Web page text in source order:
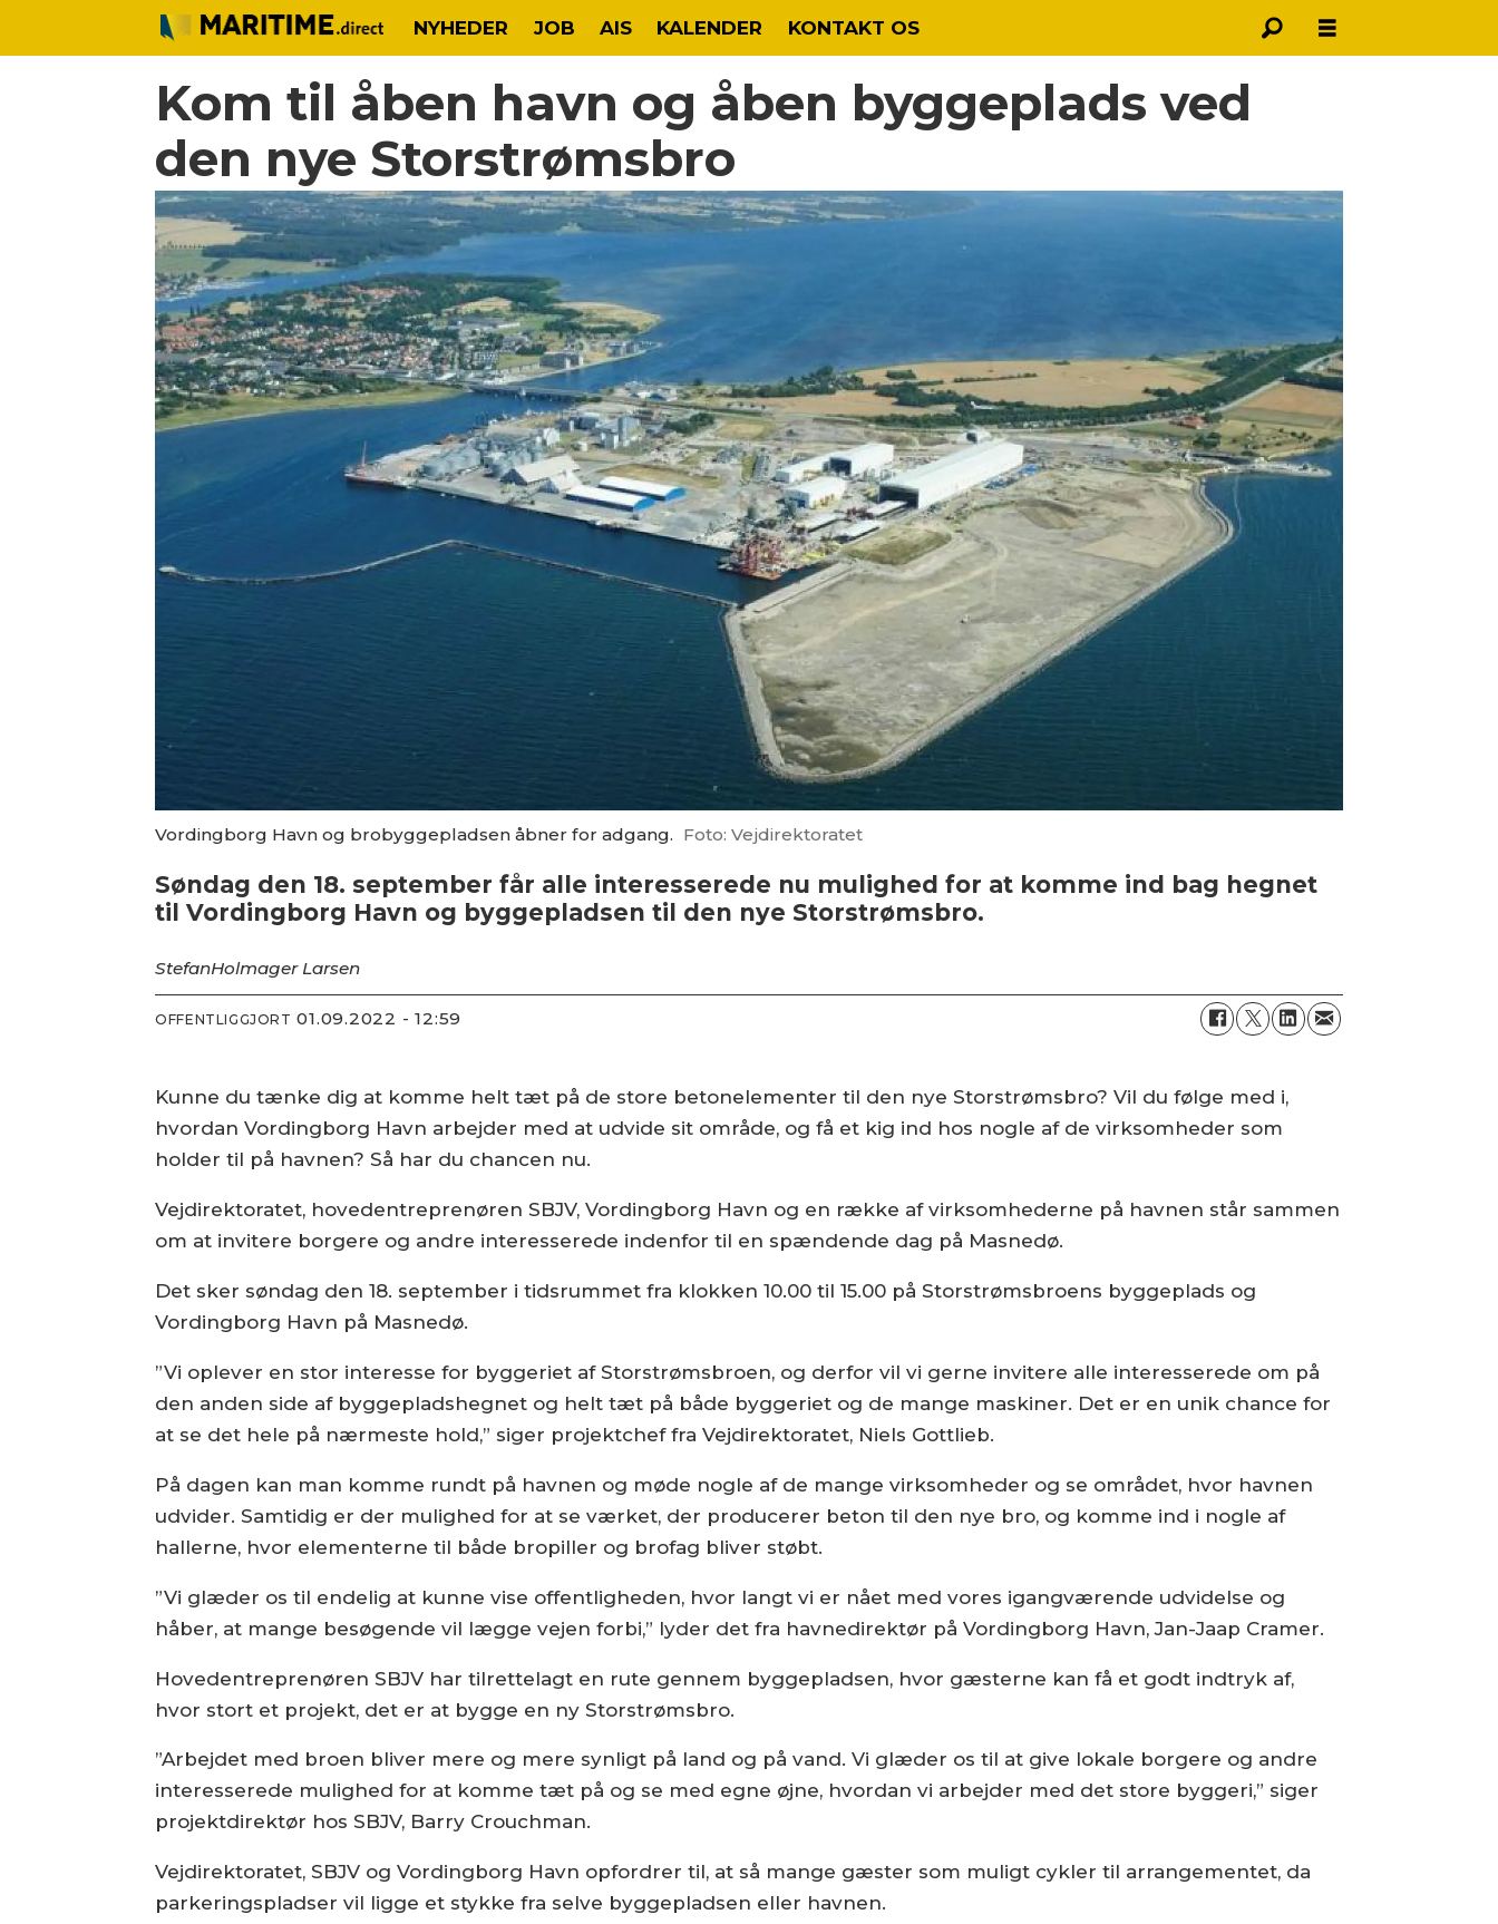
NYHEDER JOB AIS KALENDER KONTAKT OS
Kom til åben havn og åben byggeplads ved
den nye Storstrømsbro
Vordingborg Havn og brobyggepladsen åbner for adgang. Foto: Vejdirektoratet
Søndag den 18. september får alle interesserede nu mulighed for at komme ind bag hegnet
til Vordingborg Havn og byggepladsen til den nye Storstrømsbro.
StefanHolmager Larsen
OFFENTLIGGJORT 01.09.2022 - 12:59
Kunne du tænke dig at komme helt tæt på de store betonelementer til den nye Storstrømsbro? Vil du følge med i,
hvordan Vordingborg Havn arbejder med at udvide sit område, og få et kig ind hos nogle af de virksomheder som
holder til på havnen? Så har du chancen nu.
Vejdirektoratet, hovedentreprenøren SBJV, Vordingborg Havn og en række af virksomhederne på havnen står sammen
om at invitere borgere og andre interesserede indenfor til en spændende dag på Masnedø.
Det sker søndag den 18. september i tidsrummet fra klokken 10.00 til 15.00 på Storstrømsbroens byggeplads og
Vordingborg Havn på Masnedø.
”Vi oplever en stor interesse for byggeriet af Storstrømsbroen, og derfor vil vi gerne invitere alle interesserede om på
den anden side af byggepladshegnet og helt tæt på både byggeriet og de mange maskiner. Det er en unik chance for
at se det hele på nærmeste hold,” siger projektchef fra Vejdirektoratet, Niels Gottlieb.
På dagen kan man komme rundt på havnen og møde nogle af de mange virksomheder og se området, hvor havnen
udvider. Samtidig er der mulighed for at se værket, der producerer beton til den nye bro, og komme ind i nogle af
hallerne, hvor elementerne til både bropiller og brofag bliver støbt.
”Vi glæder os til endelig at kunne vise offentligheden, hvor langt vi er nået med vores igangværende udvidelse og
håber, at mange besøgende vil lægge vejen forbi,” lyder det fra havnedirektør på Vordingborg Havn, Jan-Jaap Cramer.
Hovedentreprenøren SBJV har tilrettelagt en rute gennem byggepladsen, hvor gæsterne kan få et godt indtryk af,
hvor stort et projekt, det er at bygge en ny Storstrømsbro.
”Arbejdet med broen bliver mere og mere synligt på land og på vand. Vi glæder os til at give lokale borgere og andre
interesserede mulighed for at komme tæt på og se med egne øjne, hvordan vi arbejder med det store byggeri,” siger
projektdirektør hos SBJV, Barry Crouchman.
Vejdirektoratet, SBJV og Vordingborg Havn opfordrer til, at så mange gæster som muligt cykler til arrangementet, da
parkeringspladser vil ligge et stykke fra selve byggepladsen eller havnen.